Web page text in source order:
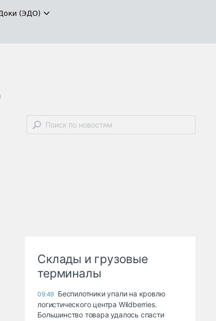
(ЭДО)
Склады и грузовые
терминалы
09:49 Беспилотники упали на кровлю
логистического центра Wildberries.
Большинство товара удалось спасти